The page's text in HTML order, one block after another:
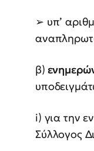
➢ υπ’
β)
i) για την
Σύλλογος